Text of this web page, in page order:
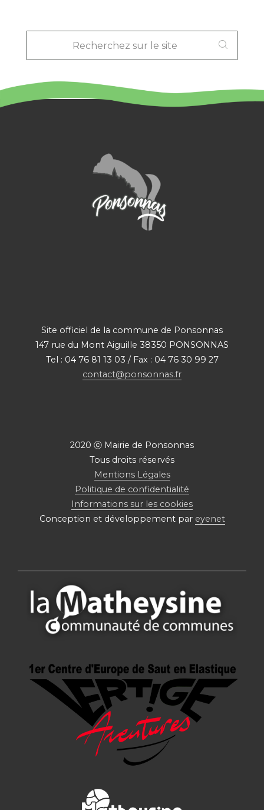
RECHERCHEZ
LE
SITE
Site officiel de la commune de Ponsonnas
147 rue du Mont Aiguille 38350 PONSONNAS
Tel : 04 76 81 13 03 / Fax : 04 76 30 99 27
contact@ponsonnas.fr
2020 ⓒ Mairie de Ponsonnas
Tous droits réservés
Mentions Légales
Politique de confidentialité
Informations sur les cookies
Conception et développement par eyenet